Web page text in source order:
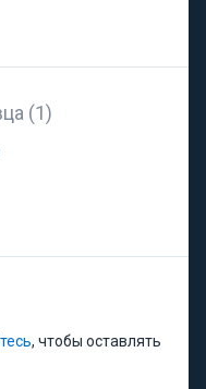
(1)
, чтобы оставлять